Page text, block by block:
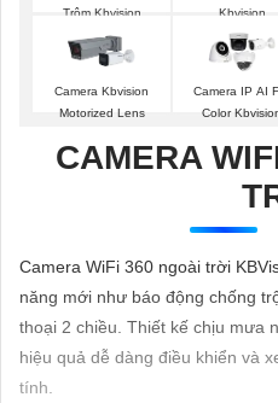
SẢN
PHẨM
LẮP
ĐẶT
Trộm Kbvision
Kbvision
Camera Kbvision
Motorized Lens
Camera IP AI
Color
CAMERA
Camera WiFi 360 ngoài trời
năng mới như báo động chống
thoại 2 chiều. Thiết kế chịu mưa
hiệu quả dễ dàng điều khiển và
tính.